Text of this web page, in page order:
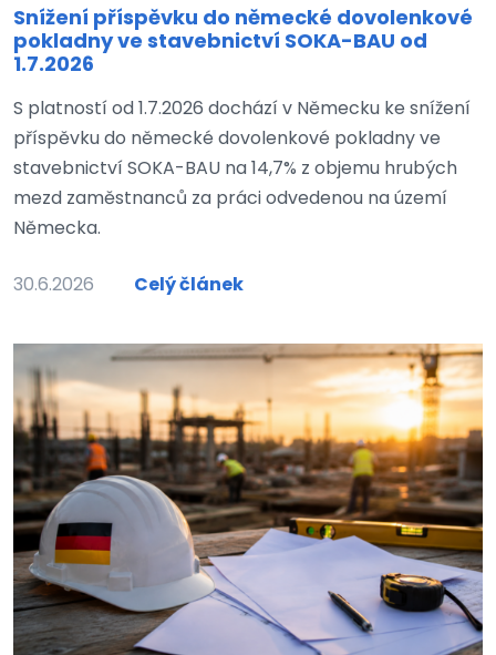
Snížení příspěvku do německé dovolenkové
pokladny ve stavebnictví SOKA-BAU od
1.7.2026
S platností od 1.7.2026 dochází v Německu ke snížení
příspěvku do německé dovolenkové pokladny ve
stavebnictví SOKA-BAU na 14,7% z objemu hrubých
mezd zaměstnanců za práci odvedenou na území
Německa.
30.6.2026 Celý článek